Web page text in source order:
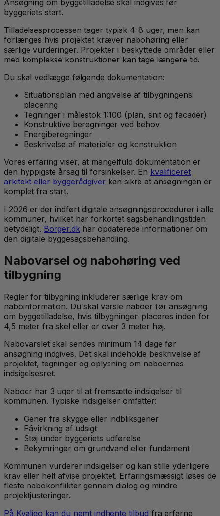
Ansøgning om byggetilladelse skal indgives før
byggeriets start.
Tilladelsesprocessen tager typisk 4-8 uger, men kan
forlænges hvis projektet kræver nabohøring eller
særlige vurderinger. Projekter i beskyttede områder eller
med komplekse konstruktioner kan tage længere tid.
Du skal vedlægge følgende dokumentation:
Situationsplan med angivelse af tilbygningens
placering
Tegninger i målestok 1:100 (plan, snit og facader)
Konstruktive beregninger ved behov
Energiberegninger
Beskrivelse af materialer og konstruktion
Vores erfaring viser, at mangelfuld dokumentation er
den hyppigste årsag til forsinkelser. En kvalificeret
arkitekt eller byggerådgiver kan sikre at ansøgningen er
komplet fra start.
I 2026 er der indført digitale ansøgningsprocedurer i alle
kommuner, hvilket har forkortet sagsbehandlingstiden
betydeligt. Borger.dk har opdaterede informationer om
den digitale byggesagsbehandling.
Nabovarsel og nabohøring ved
tilbygning
Regler for tilbygning inkluderer særlige krav om
naboinformation. Du skal varsle naboer før ansøgning
om byggetilladelse, hvis tilbygningen placeres inden for
4,5 meter fra skel eller er over 3 meter høj.
Nabovarslet skal sendes minimum 14 dage før
ansøgning indgives. Det skal indeholde beskrivelse af
projektet, tegninger og oplysning om naboernes
indsigelsesret.
Naboer har 3 uger til at fremsætte indsigelser til
kommunen. Typiske indsigelser omfatter:
Gener fra skygge eller indbliksgener
Påvirkning af udsigt
Støj under byggeriets udførelse
Bekymringer om grundvand eller fundament
Kommunen vurderer indsigelser og kan stille yderligere
krav eller helt afvise projektet. Erfaringsmæssigt løses de
fleste nabokonflikter gennem dialog og mindre
projektjusteringer.
På Kvaligo kan du nemt indhente tilbud fra erfarne